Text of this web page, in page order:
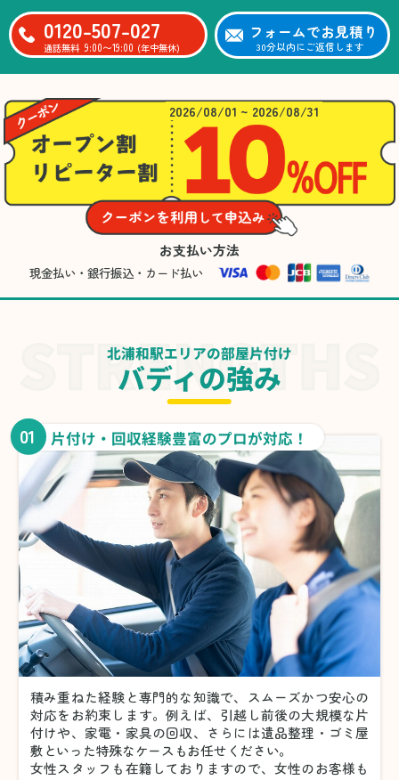
0120-507-027
通話無料 9:00〜19:00 (年中無休)
フォームでお見積り
30分以内にご返信します
2026/08/01 ~ 2026/08/31
お支払い方法
現金払い・銀行振込・カード払い
北浦和駅エリアの部屋片付け
バディの強み
01 片付け・回収経験豊富のプロが対応！
積み重ねた経験と専門的な知識で、スムーズかつ安心の
対応をお約束します。例えば、引越し前後の大規模な片
付けや、家電・家具の回収、さらには遺品整理・ゴミ屋
敷といった特殊なケースもお任せください。
女性スタッフも在籍しておりますので、女性のお客様も